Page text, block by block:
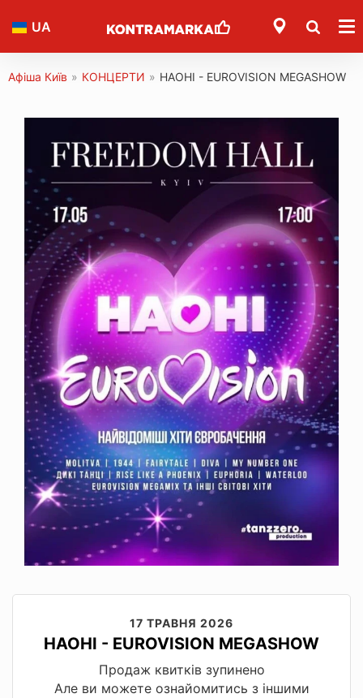
UA
Афіша Київ » КОНЦЕРТИ » НАОНІ - EUROVISION MEGASHOW
17 ТРАВНЯ 2026
НАОНІ - EUROVISION MEGASHOW
Продаж квитків зупинено
Але ви можете ознайомитись з іншими